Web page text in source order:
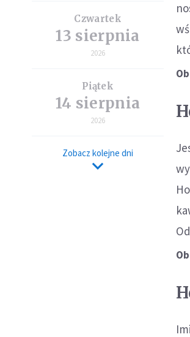
Czwartek
13 sierpnia
2026
Piątek
14 sierpnia
2026
Zobacz kolejne dni